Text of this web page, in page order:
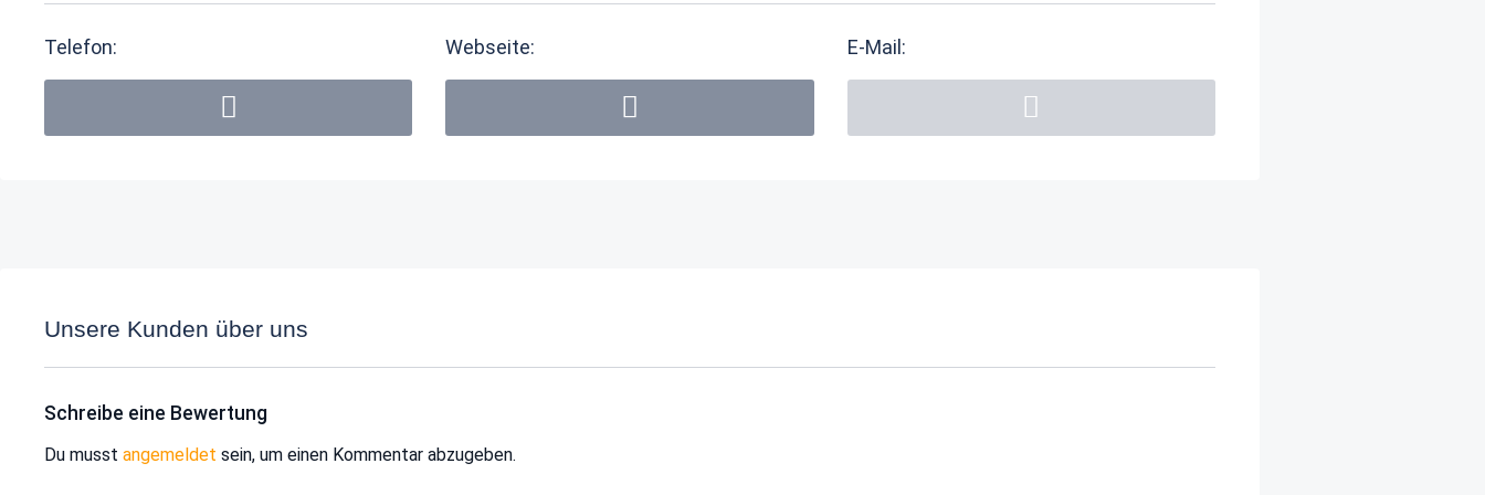
Telefon: Webseite: E-Mail:
Unsere Kunden über uns
Schreibe eine Bewertung
Du musst angemeldet sein, um einen Kommentar abzugeben.